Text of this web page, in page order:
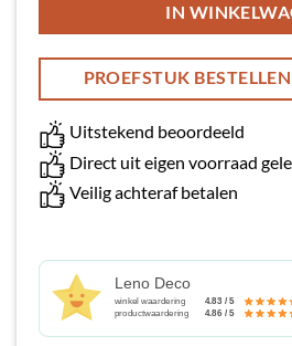
IN
PROEFSTUK
Uitstekend beoordeeld
Direct uit eigen voorraad
Veilig achteraf betalen
Leno Deco
winkel waardering
4.83 / 5
productwaardering
4.86 / 5